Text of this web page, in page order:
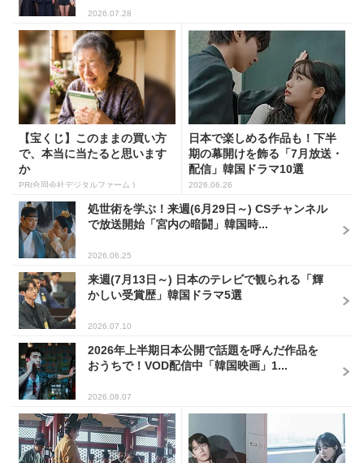
2026.07.28
【宝くじ】このままの買い方
で、本当に当たると思います
か
PR(合同会社デジタルファーム )
日本で楽しめる作品も！下半
期の幕開けを飾る「7月放送・
配信」韓国ドラマ10選
2026.06.26
処世術を学ぶ！来週(6月29日～) CSチャンネル
で放送開始「宮内の暗闘」韓国時...
2026.06.25
来週(7月13日～) 日本のテレビで観られる「輝
かしい受賞歴」韓国ドラマ5選
2026.07.10
2026年上半期日本公開で話題を呼んだ作品を
おうちで！VOD配信中「韓国映画」1...
2026.08.07